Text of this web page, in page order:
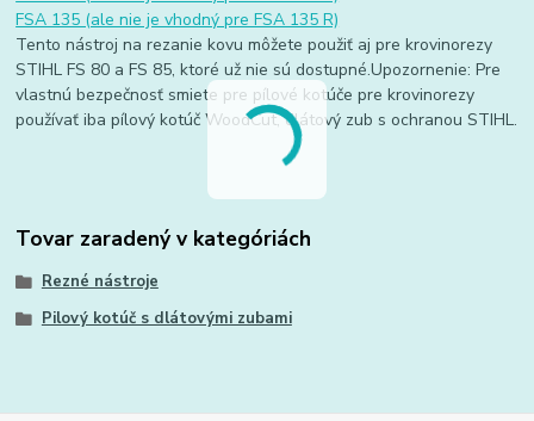
FSA 135 (ale nie je vhodný pre FSA 135 R)
Tento nástroj na rezanie kovu môžete použiť aj pre krovinorezy
STIHL FS 80 a FS 85, ktoré už nie sú dostupné.Upozornenie: Pre
vlastnú bezpečnosť smiete pre pílové kotúče pre krovinorezy
používať iba pílový kotúč WoodCut, dlátový zub s ochranou STIHL.
Tovar zaradený v kategóriách
Rezné nástroje
Pilový kotúč s dlátovými zubami